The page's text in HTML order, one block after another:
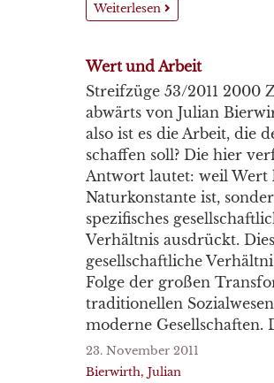
Weiterlesen
Wert und Arbeit
Streifzüge 53/2011 2000
abwärts von Julian
also ist es die Arbeit, die
schaffen soll? Die hier
Antwort lautet: weil Wert
Naturkonstante ist,
spezifisches
Verhältnis ausdrückt.
gesellschaftliche
Folge der großen
traditionellen
moderne Gesellschaften.
23. November 2011
Bierwirth, Julian